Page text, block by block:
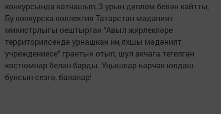
конкурсында катнашып, 3 урын диплом белән кайтты.
Бу конкурска коллектив Татарстан мәдәният
министрлыгы оештырган “Авыл җирлекләре
территориясендә урнашкан иң яхшы мәдәният
учреждениесе" грантын отып, шул акчага тегелгән
костюмнар белән барды. Уңышлар һәрчак юлдаш
булсын сезгә, балалар!